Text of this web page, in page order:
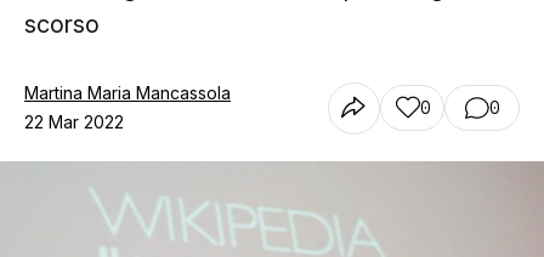
scorso
Martina Maria Mancassola
22 Mar 2022
0 0